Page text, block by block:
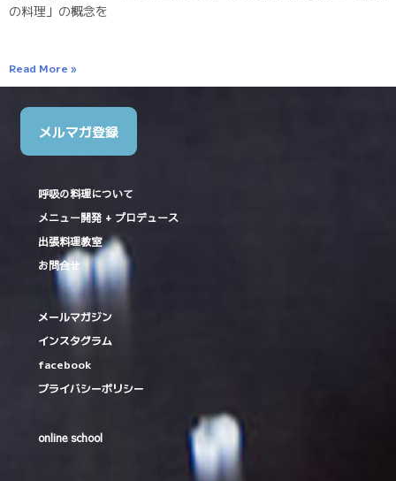
の料理」の概念を
Read More »
メルマガ登録
呼吸の料理について
メニュー開発 + プロデュース
出張料理教室
お問合せ
メールマガジン
インスタグラム
facebook
プライバシーポリシー
online school